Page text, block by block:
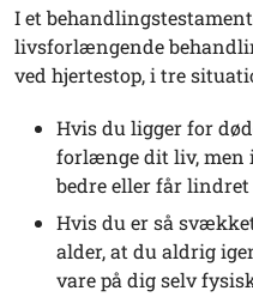
I et
livsforlængende
ved hjertestop, i tre
Hvis du ligger for
forlænge dit liv, men
bedre eller får
Hvis du er så
alder, at du aldrig
vare på dig selv